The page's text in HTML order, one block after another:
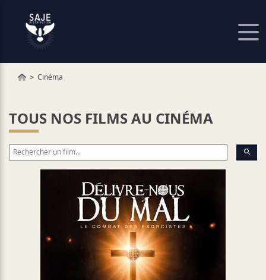
Cinéma
TOUS NOS FILMS AU CINÉMA